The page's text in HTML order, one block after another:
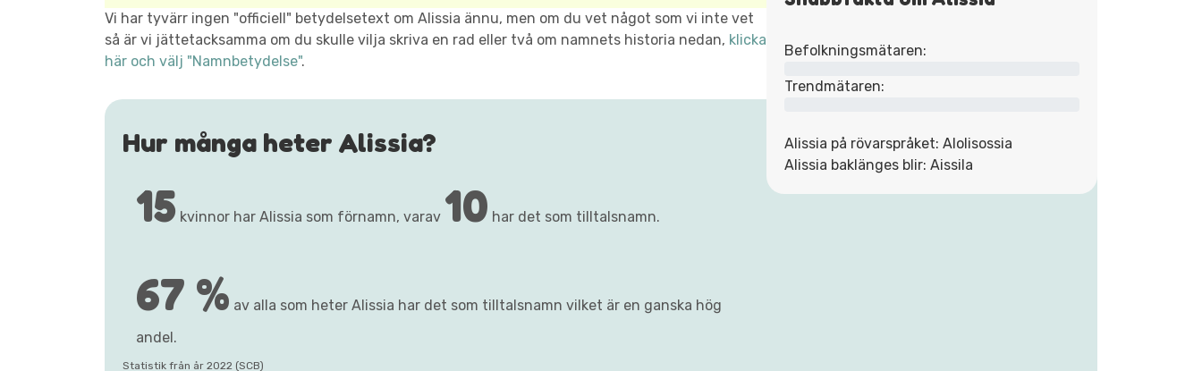
Befolkningsmätaren:
Trendmätaren:
Alissia på rövarspråket: Alolisossia
Alissia baklänges blir: Aissila
Vi har tyvärr ingen "officiell" betydelsetext om Alissia ännu, men om du vet något som vi inte vet
så är vi jättetacksamma om du skulle vilja skriva en rad eller två om namnets historia nedan, klicka
här och välj "Namnbetydelse".
Hur många heter Alissia?
15 kvinnor har Alissia som förnamn, varav 10 har det som tilltalsnamn.
67 % av alla som heter Alissia har det som tilltalsnamn vilket är en ganska hög
andel.
Statistik från år 2022 (SCB)